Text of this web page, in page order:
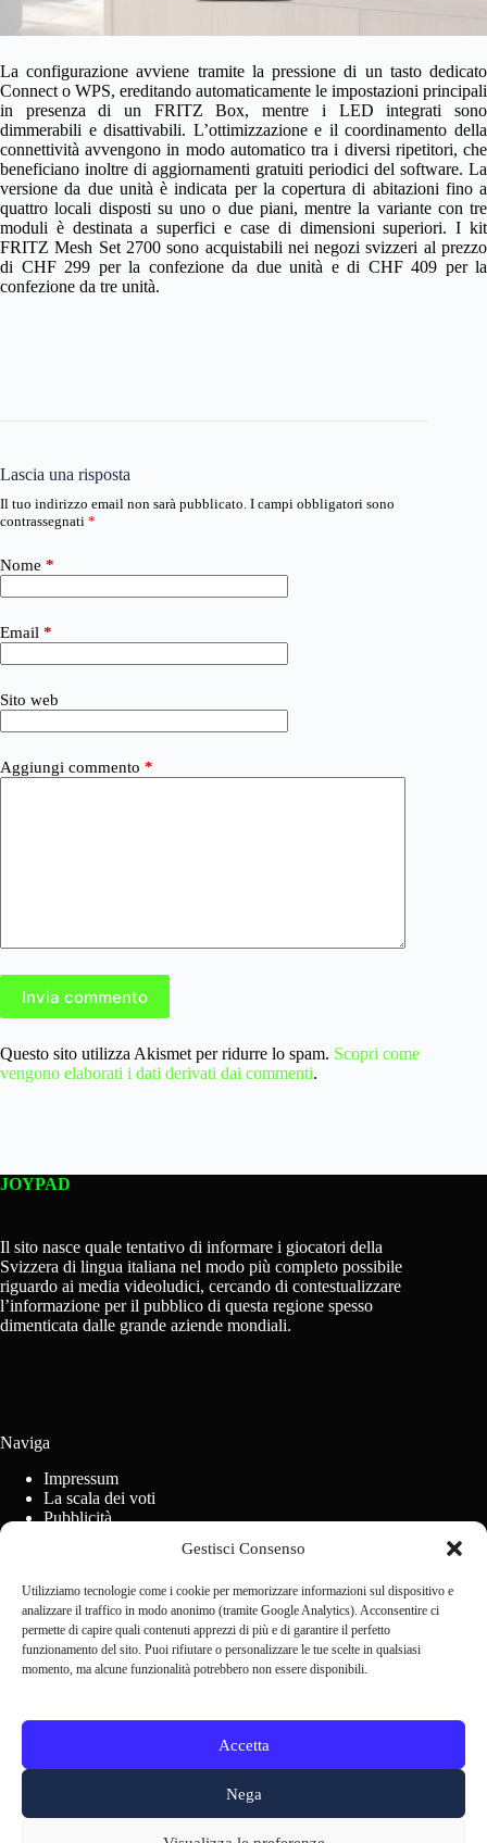
Gestisci Consenso
Utilizziamo tecnologie come i cookie per memorizzare informazioni sul dispositivo e
analizzare il traffico in modo anonimo (tramite Google Analytics). Acconsentire ci
permette di capire quali contenuti apprezzi di più e di garantire il perfetto
funzionamento del sito. Puoi rifiutare o personalizzare le tue scelte in qualsiasi
momento, ma alcune funzionalità potrebbero non essere disponibili.
Accetta
Nega
La configurazione avviene tramite la pressione di un tasto dedicato
Connect o WPS, ereditando automaticamente le impostazioni principali
in presenza di un FRITZ Box, mentre i LED integrati sono
dimmerabili e disattivabili. L’ottimizzazione e il coordinamento della
connettività avvengono in modo automatico tra i diversi ripetitori, che
beneficiano inoltre di aggiornamenti gratuiti periodici del software. La
versione da due unità è indicata per la copertura di abitazioni fino a
quattro locali disposti su uno o due piani, mentre la variante con tre
moduli è destinata a superfici e case di dimensioni superiori. I kit
FRITZ Mesh Set 2700 sono acquistabili nei negozi svizzeri al prezzo
di CHF 299 per la confezione da due unità e di CHF 409 per la
confezione da tre unità.
Lascia una risposta
Il tuo indirizzo email non sarà pubblicato. I campi obbligatori sono
contrassegnati *
Nome *
Email *
Sito web
Aggiungi commento *
Invia commento
Questo sito utilizza Akismet per ridurre lo spam. Scopri come
vengono elaborati i dati derivati dai commenti.
JOYPAD
Il sito nasce quale tentativo di informare i giocatori della
Svizzera di lingua italiana nel modo più completo possibile
riguardo ai media videoludici, cercando di contestualizzare
l’informazione per il pubblico di questa regione spesso
dimenticata dalle grande aziende mondiali.
Naviga
Impressum
La scala dei voti
Pubblicità
Contact us
Scrivi alla redazione